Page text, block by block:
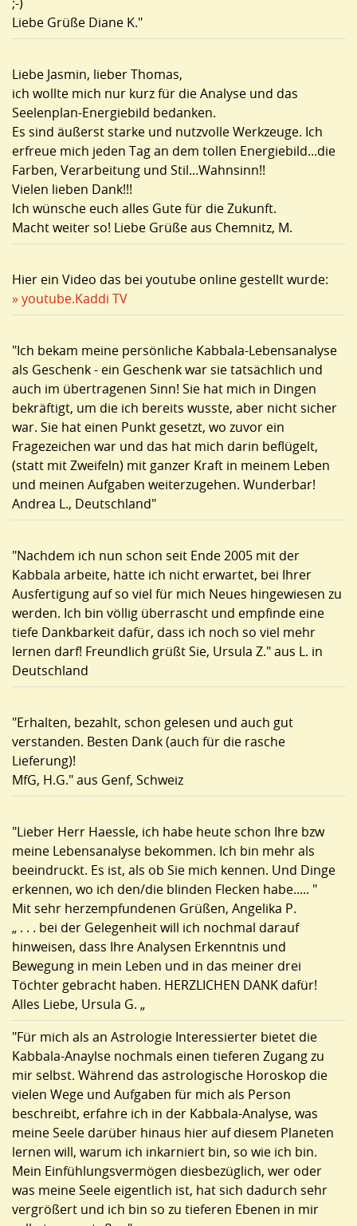
Liebe Grüße Diane K."
Liebe Jasmin, lieber Thomas,
ich wollte mich nur kurz für die Analyse und das
Seelenplan-Energiebild bedanken.
Es sind äußerst starke und nutzvolle Werkzeuge. Ich
erfreue mich jeden Tag an dem tollen Energiebild...die
Farben, Verarbeitung und Stil...Wahnsinn!!
Vielen lieben Dank!!!
Ich wünsche euch alles Gute für die Zukunft.
Macht weiter so! Liebe Grüße aus Chemnitz, M.
Hier ein Video das bei youtube online gestellt wurde:
» youtube.Kaddi TV
"Ich bekam meine persönliche Kabbala-Lebensanalyse
als Geschenk - ein Geschenk war sie tatsächlich und
auch im übertragenen Sinn! Sie hat mich in Dingen
bekräftigt, um die ich bereits wusste, aber nicht sicher
war. Sie hat einen Punkt gesetzt, wo zuvor ein
Fragezeichen war und das hat mich darin beflügelt,
(statt mit Zweifeln) mit ganzer Kraft in meinem Leben
und meinen Aufgaben weiterzugehen. Wunderbar!
Andrea L., Deutschland"
"Nachdem ich nun schon seit Ende 2005 mit der
Kabbala arbeite, hätte ich nicht erwartet, bei Ihrer
Ausfertigung auf so viel für mich Neues hingewiesen zu
werden. Ich bin völlig überrascht und empfinde eine
tiefe Dankbarkeit dafür, dass ich noch so viel mehr
lernen darf! Freundlich grüßt Sie, Ursula Z." aus L. in
Deutschland
"Erhalten, bezahlt, schon gelesen und auch gut
verstanden. Besten Dank (auch für die rasche
Lieferung)!
MfG, H.G." aus Genf, Schweiz
"Lieber Herr Haessle, ich habe heute schon Ihre bzw
meine Lebensanalyse bekommen. Ich bin mehr als
beeindruckt. Es ist, als ob Sie mich kennen. Und Dinge
erkennen, wo ich den/die blinden Flecken habe..... "
Mit sehr herzempfundenen Grüßen, Angelika P.
„ . . . bei der Gelegenheit will ich nochmal darauf
hinweisen, dass Ihre Analysen Erkenntnis und
Bewegung in mein Leben und in das meiner drei
Töchter gebracht haben. HERZLICHEN DANK dafür!
Alles Liebe, Ursula G. „
"Für mich als an Astrologie Interessierter bietet die
Kabbala-Anaylse nochmals einen tieferen Zugang zu
mir selbst. Während das astrologische Horoskop die
vielen Wege und Aufgaben für mich als Person
beschreibt, erfahre ich in der Kabbala-Analyse, was
meine Seele darüber hinaus hier auf diesem Planeten
lernen will, warum ich inkarniert bin, so wie ich bin.
Mein Einfühlungsvermögen diesbezüglich, wer oder
was meine Seele eigentlich ist, hat sich dadurch sehr
vergrößert und ich bin so zu tieferen Ebenen in mir